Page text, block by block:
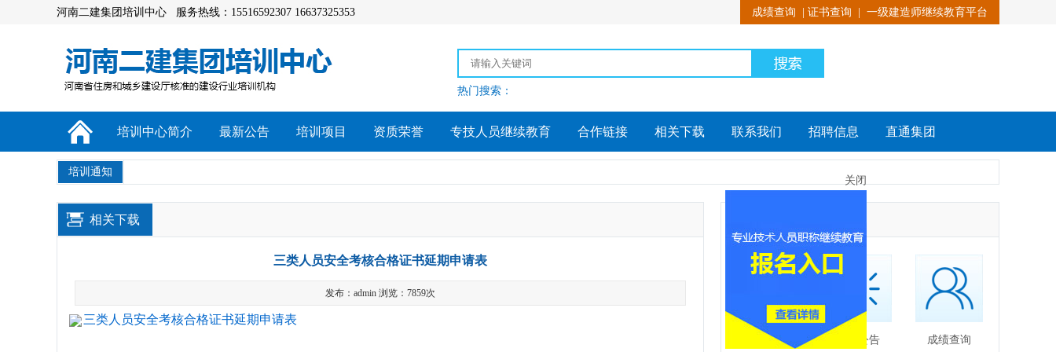
河南二建集团培训中心 服务热线：15516592307 16637325353 成绩查询 证书查询 一级建造师继续教育平台
热门搜索：
培训中心简介 最新公告 培训项目 资质荣誉 专技人员继续教育 合作链接 相关下载 联系我们 招聘信息 直通集团
培训通知
培训中心简介 最新公告 成绩查询
相关下载
三类人员安全考核合格证书延期申请表
发布：admin 浏览：7859次
三类人员安全考核合格证书延期申请表